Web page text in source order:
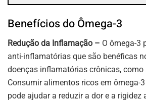
Benefícios do Ômega-3
Redução da Inflamação – O ômega-3
anti-inflamatórias que são benéficas
doenças inflamatórias crônicas, como
Consumir alimentos ricos em ômega-
pode ajudar a reduzir a dor e a rigidez